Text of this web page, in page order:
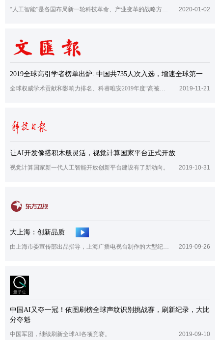
“人工智能”是各国布局新一轮科技革命、产业变革的战略方向，2019年，国家出台指导性文件鼓励发展人工智能产业。 2020-01-02
2019全球高引学者榜单出炉: 中国共735人次入选，增速全球第一
全球权威学术贡献和影响力排名、科睿唯安2019年度“高被引科学家”名单昨天公布。中国超越英国，成为仅次于美国的全球第二大“高被引科学家”所在地。 2019-11-21
让AI开发像搭积木般灵活，视觉计算国家平台正式开放
视觉计算国家新一代人工智能开放创新平台建设有了新动向。 2019-10-31
大上海：创新品质
由上海市委宣传部出品指导，上海广播电视台制作的大型纪录片《大上海》于国庆前夕推出。 2019-09-26
中国AI又夺一冠！依图刷榜全球声纹识别挑战赛，刷新纪录，大比
分夺魁
中国军团，继续刷新全球AI各项竞赛。 2019-09-10